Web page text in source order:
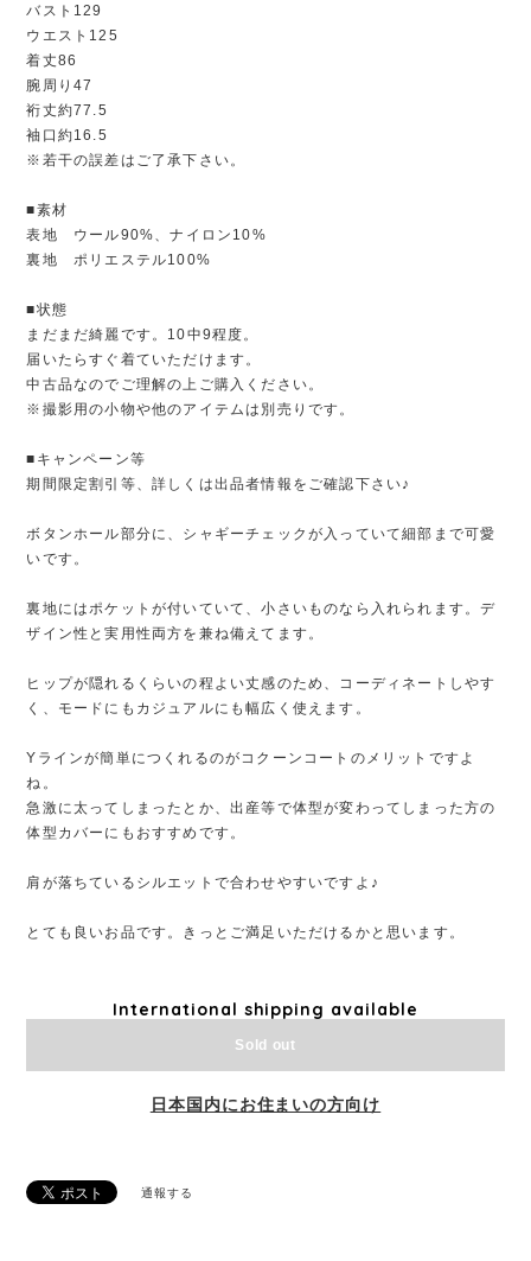
バスト129
ウエスト125
着丈86
腕周り47
裄丈約77.5
袖口約16.5
※若干の誤差はご了承下さい。
■素材
表地 ウール90%、ナイロン10%
裏地 ポリエステル100%
■状態
まだまだ綺麗です。10中9程度。
届いたらすぐ着ていただけます。
中古品なのでご理解の上ご購入ください。
※撮影用の小物や他のアイテムは別売りです。
■キャンペーン等
期間限定割引等、詳しくは出品者情報をご確認下さい♪
ボタンホール部分に、シャギーチェックが入っていて細部まで可愛
いです。
裏地にはポケットが付いていて、小さいものなら入れられます。デ
ザイン性と実用性両方を兼ね備えてます。
ヒップが隠れるくらいの程よい丈感のため、コーディネートしやす
く、モードにもカジュアルにも幅広く使えます。
Yラインが簡単につくれるのがコクーンコートのメリットですよ
ね。
急激に太ってしまったとか、出産等で体型が変わってしまった方の
体型カバーにもおすすめです。
肩が落ちているシルエットで合わせやすいですよ♪
とても良いお品です。きっとご満足いただけるかと思います。
International shipping available
Sold out
日本国内にお住まいの方向け
通報する